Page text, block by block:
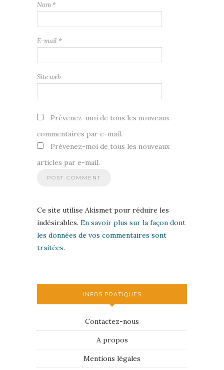
Nom *
E-mail *
Site web
Prévenez-moi de tous les nouveaux
commentaires par e-mail.
Prévenez-moi de tous les nouveaux
articles par e-mail.
Ce site utilise Akismet pour réduire les
indésirables. En savoir plus sur la façon dont
les données de vos commentaires sont
traitées.
INFOS PRATIQUES
Contactez-nous
A propos
Mentions légales